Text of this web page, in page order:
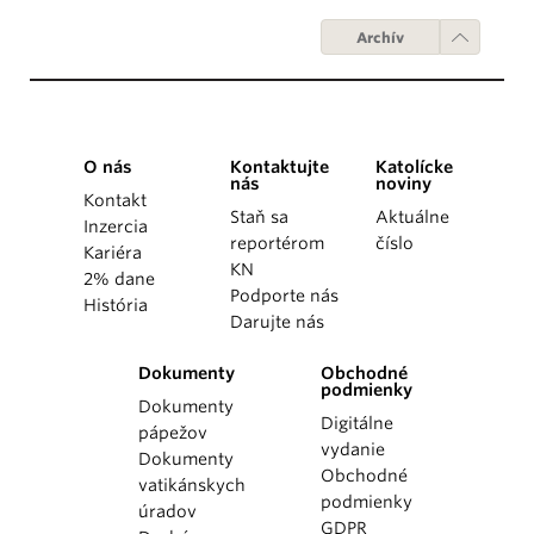
Archív
O nás
Kontakt
Inzercia
Kariéra
2% dane
História
Kontaktujte
nás
Staň sa
reportérom
KN
Podporte nás
Darujte nás
Katolícke
noviny
Aktuálne
číslo
Dokumenty
Dokumenty
pápežov
Dokumenty
vatikánskych
úradov
Obchodné
podmienky
Digitálne
vydanie
Obchodné
podmienky
GDPR